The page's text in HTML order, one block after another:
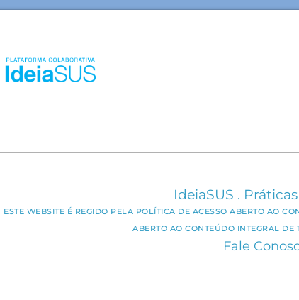
IdeiaSUS .
ESTE WEBSITE É REGIDO PELA POLÍTICA DE ACESSO ABERTO AO
ABERTO AO CONTEÚDO INTEGRAL
Fale